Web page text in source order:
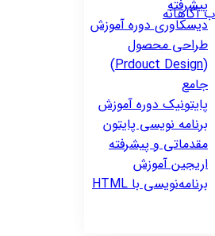
پیشرفته
دیسکاوریدوره آموزش
طراحی محصول
(Prdouct Design)
جامع
پایتونیکدوره آموزش
برنامه نویسی پایتون
مقدماتی و پیشرفته
اریجینآموزش
برنامه‌نویسی با HTML
آگاهانه